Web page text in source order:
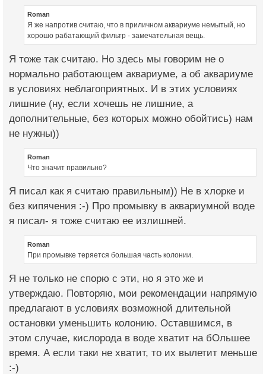
Roman
Я же напротив считаю, что в приличном аквариуме немытый, но
хорошо рабатающий фильтр - замечательная вещь.
Я тоже так считаю. Но здесь мы говорим не о
нормально работающем аквариуме, а об аквариуме
в условиях неблагоприятных. И в этих условиях
лишние (ну, если хочешь не лишние, а
дополнительные, без которых можно обойтись) нам
не нужны))
Roman
Что значит правильно?
Я писал как я считаю правильным)) Не в хлорке и
без кипячения :-) Про промывку в аквариумной воде
я писал- я тоже считаю ее излишней.
Roman
При промывке теряется большая часть колонии.
Я не только не спорю с эти, но я это же и
утверждаю. Повторяю, мои рекомендации напрямую
предлагают в условиях возможной длительной
остановки уменьшить колонию. Оставшимся, в
этом случае, кислорода в воде хватит на бОльшее
время. А если таки не хватит, то их вылетит меньше
:-)